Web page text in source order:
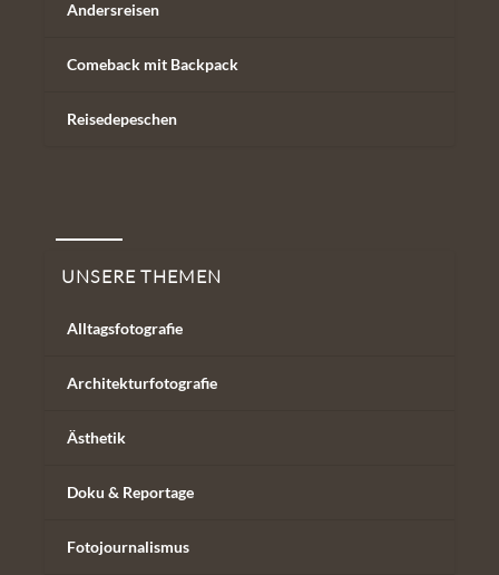
Andersreisen
Comeback mit Backpack
Reisedepeschen
UNSERE THEMEN
Alltagsfotografie
Architekturfotografie
Ästhetik
Doku & Reportage
Fotojournalismus